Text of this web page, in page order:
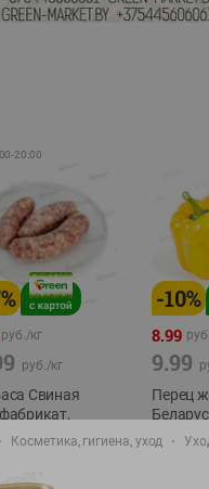
-20:00
%
руб./кг
руб./кг
Свиная
-10%
8.99
9.99
Перец
Косметика, гигиена, уход